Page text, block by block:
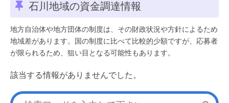
石川地域の資金調達情報
地方自治体や地方団体の制度は、その財政状況や方針によるため
地域差があります。国の制度に比べて比較的少額ですが、応募者
が限られるため、狙い目となる可能性もあります。
該当する情報がありませんでした。